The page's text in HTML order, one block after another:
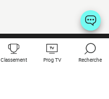
Classement Prog TV Recherche